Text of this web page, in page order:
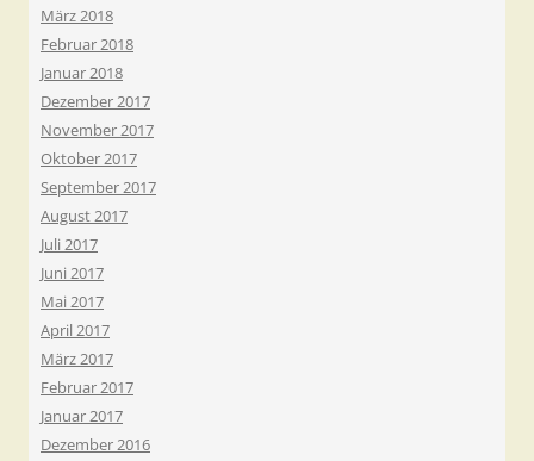
März 2018
Februar 2018
Januar 2018
Dezember 2017
November 2017
Oktober 2017
September 2017
August 2017
Juli 2017
Juni 2017
Mai 2017
April 2017
März 2017
Februar 2017
Januar 2017
Dezember 2016